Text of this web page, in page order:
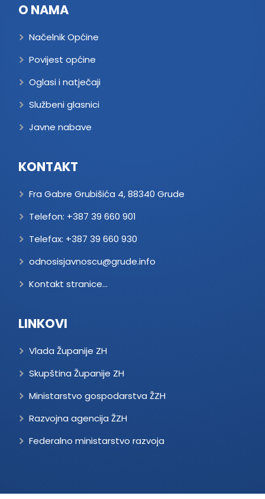
O NAMA
Načelnik Općine
Povijest općine
Oglasi i natječaji
Službeni glasnici
Javne nabave
KONTAKT
Fra Gabre Grubišića 4, 88340 Grude
Telefon: +387 39 660 901
Telefax: +387 39 660 930
odnosisjavnoscu@grude.info
Kontakt stranice...
LINKOVI
Vlada Županije ZH
Skupština Županije ZH
Ministarstvo gospodarstva ŽZH
Razvojna agencija ŽZH
Federalno ministarstvo razvoja